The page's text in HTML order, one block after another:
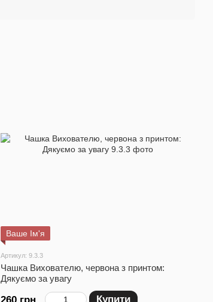
Ваше Ім'я
Артикул: 9.3.3
Чашка Вихователю, червона з принтом:
Дякуємо за увагу
Купити